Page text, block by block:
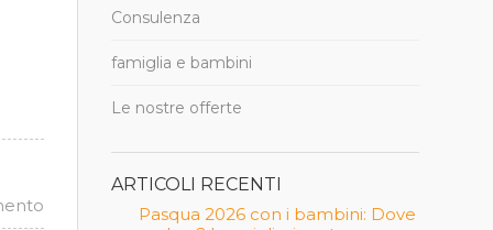
Consulenza
famiglia e bambini
Le nostre offerte
ARTICOLI RECENTI
Pasqua 2026 con i bambini: Dove